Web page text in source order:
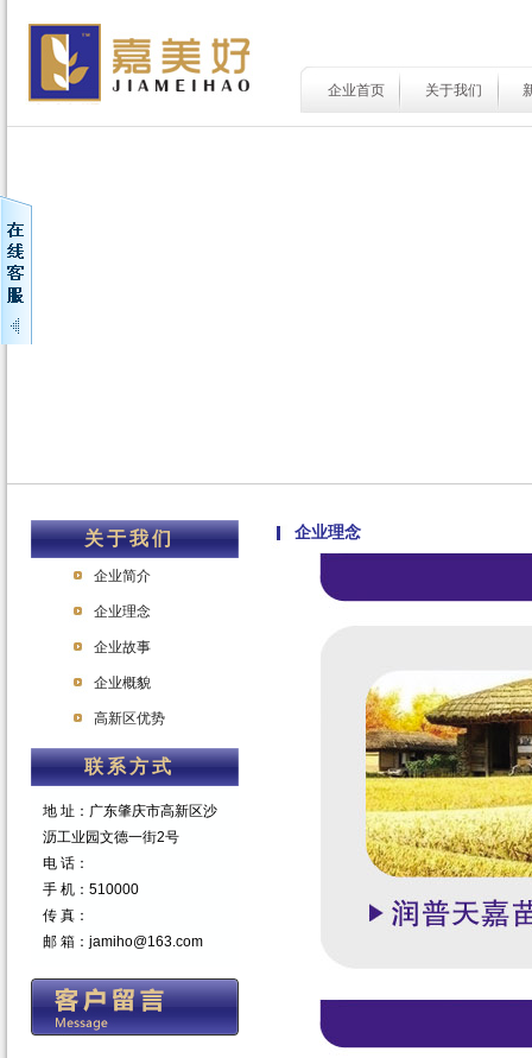
企业首页 关于我们
关于我们
企业简介
企业理念
企业故事
企业概貌
高新区优势
联系方式
地 址：广东肇庆市高新区沙
沥工业园文德一街2号
电 话：
手 机：510000
传 真：
邮 箱：jamiho@163.com
企业理念